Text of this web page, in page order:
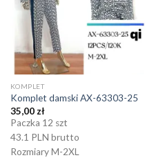
KOMPLET
Komplet damski AX-63303-25
35,00 zł
Paczka 12 szt
43.1 PLN brutto
Rozmiary M-2XL